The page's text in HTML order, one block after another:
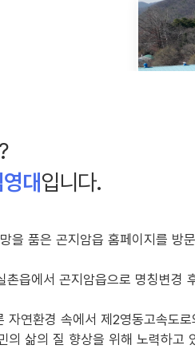
대입니다.
을 품은 곤지암읍 홈페이지를 방
촌읍에서 곤지암읍으로 명칭변
자연환경 속에서 제2영동고속도
의 삶의 질 향상을 위해 노력하고